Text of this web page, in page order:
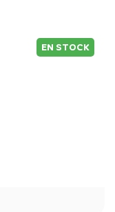
EN STOCK